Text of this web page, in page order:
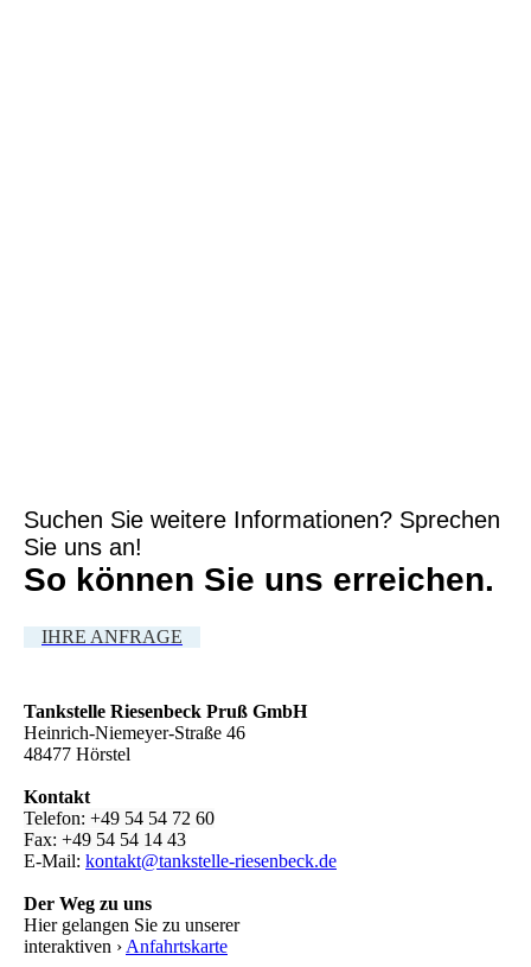
Suchen Sie weitere Informationen? Sprechen
Sie uns an!
So können Sie uns erreichen.
IHRE ANFRAGE
Tankstelle Riesenbeck Pruß GmbH
Heinrich-Niemeyer-Straße 46
48477 Hörstel
Kontakt
Telefon: +49 54 54 72 60
Fax: +49 54 54 14 43
E-Mail: kontakt@tankstelle-riesenbeck.de
Der Weg zu uns
Hier gelangen Sie zu unserer
interaktiven › Anfahrtskarte